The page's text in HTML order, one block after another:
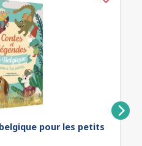
pour les petits